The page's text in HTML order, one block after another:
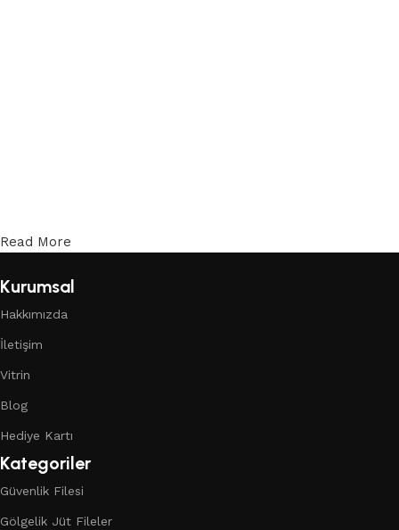
Read More
Kurumsal
Hakkımızda
İletişim
Vitrin
Blog
Hediye Kartı
Kategoriler
Güvenlik Filesi
Gölgelik Jüt Fileler